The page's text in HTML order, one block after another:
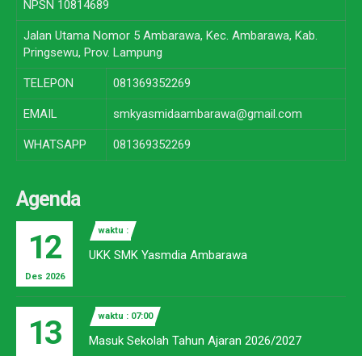
NPSN 10814689
Jalan Utama Nomor 5 Ambarawa, Kec. Ambarawa, Kab.
Pringsewu, Prov. Lampung
TELEPON 081369352269
EMAIL smkyasmidaambarawa@gmail.com
WHATSAPP 081369352269
Agenda
12
Des 2026
waktu :
UKK SMK Yasmdia Ambarawa
13 waktu : 07:00
Masuk Sekolah Tahun Ajaran 2026/2027